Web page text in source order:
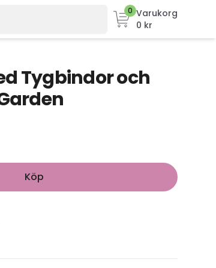
0 Varukorg
0 kr
Tygbindor och
Köp